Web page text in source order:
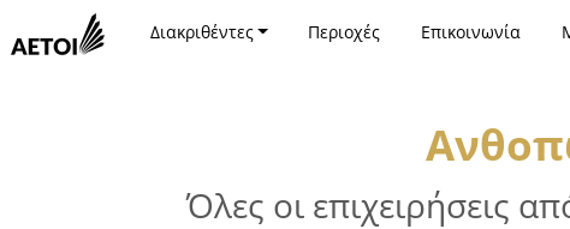
Διακριθέντες Περιοχές Επικοινωνία
Όλες οι επιχειρήσεις